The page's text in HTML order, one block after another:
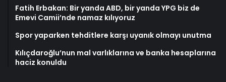
Fatih Erbakan: Bir yanda ABD, bir yanda YPG biz de
Emevi Camii’nde namaz kılıyoruz
Spor yaparken tehditlere karşı uyanık olmayı unutma
Kılıçdaroğlu’nun mal varlıklarına ve banka hesaplarına
haciz konuldu